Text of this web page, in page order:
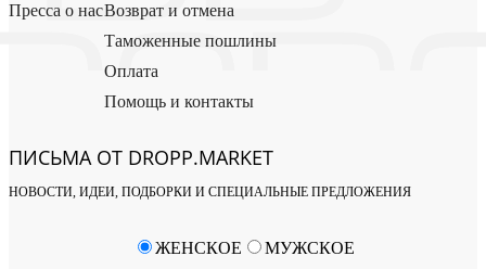
Пресса о насВозврат и отмена
Таможенные пошлины
Оплата
Помощь и контакты
ПИСЬМА ОТ DROPP.MARKET
НОВОСТИ, ИДЕИ, ПОДБОРКИ И СПЕЦИАЛЬНЫЕ ПРЕДЛОЖЕНИЯ
ЖЕНСКОЕ МУЖСКОЕ